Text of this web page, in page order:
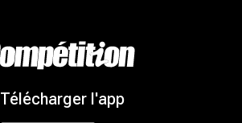
Télécharger l'app